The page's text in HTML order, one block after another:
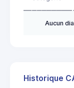
Aucun
Historique